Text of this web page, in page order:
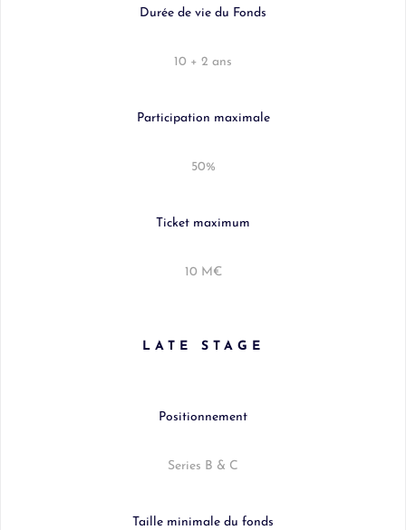
Durée de vie du Fonds
10 + 2 ans
Participation maximale
50%
Ticket maximum
10 M€
LATE STAGE
Positionnement
Series B & C
Taille minimale du fonds